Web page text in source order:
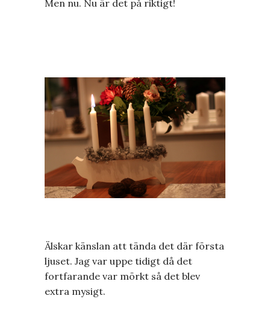
Men nu. Nu är det på riktigt!
Älskar känslan att tända det där första
ljuset. Jag var uppe tidigt då det
fortfarande var mörkt så det blev
extra mysigt.